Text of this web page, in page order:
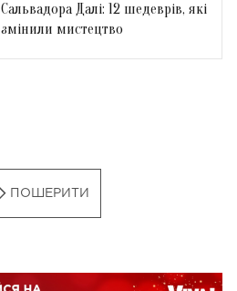
Сальвадора Далі: 12 шедеврів, які
змінили мистецтво
ПОШЕРИТИ